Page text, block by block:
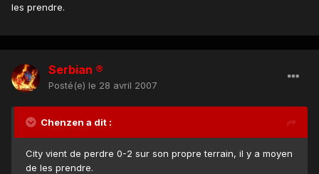
les prendre.
Serbian ®
Posté(e) le 28 avril 2007
Chenzen a dit :
City vient de perdre 0-2 sur son propre terrain, il y a moyen
de les prendre.